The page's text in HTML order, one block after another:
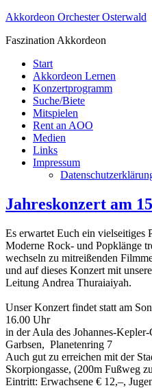
Akkordeon Orchester Osterwald
Faszination Akkordeon
Start
Akkordeon Lernen
Konzertprogramm
Suche/Biete
Mitspielen
Rent an AOO
Medien
Links
Impressum
Jahreskonzert am
Es erwartet Euch ein vielseitiges
Moderne Rock- und Popklänge
wechseln zu mitreißenden
und auf dieses Konzert mit
Leitung Andrea Thuraiaiyah.
Unser Konzert findet statt am
16.00 Uhr
in der Aula des Johannes-
Garbsen, Planetenring 7
Auch gut zu erreichen mit der
Skorpiongasse, (200m Fußweg
Eintritt: Erwachsene € 12,–,